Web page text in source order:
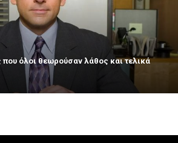
όλοι θεωρούσαν λάθος και τελικά